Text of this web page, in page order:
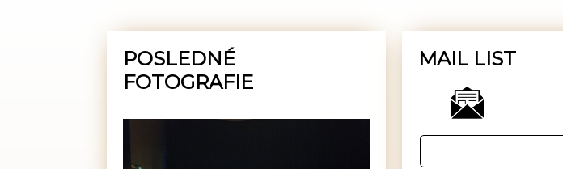
POSLEDNÉ
FOTOGRAFIE
MAIL LIST